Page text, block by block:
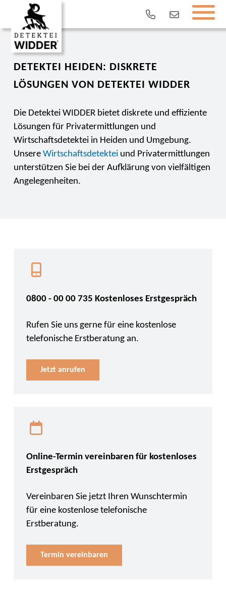
DETEKTEI HEIDEN: DISKRETE
LÖSUNGEN VON DETEKTEI WIDDER
Die Detektei WIDDER bietet diskrete und effiziente
Lösungen für Privatermittlungen und
Wirtschaftsdetektei in Heiden und Umgebung.
Unsere Wirtschaftsdetekteiund Privatermittlungen
unterstützen Sie bei der Aufklärung von vielfältigen
Angelegenheiten.
0800 - 00 00 735 Kostenloses Erstgespräch
Rufen Sie uns gerne für eine kostenlose
telefonische Erstberatung an.
Jetzt anrufen
Online-Termin vereinbaren für kostenloses
Erstgespräch
Vereinbaren Sie jetzt Ihren Wunschtermin
für eine kostenlose telefonische
Erstberatung.
Termin vereinbaren